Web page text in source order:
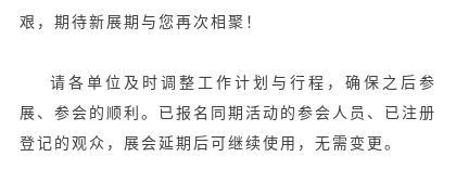
艰，期待新展期与您再次相聚！
请各单位及时调整工作计划与行程，确保之后参
展、参会的顺利。已报名同期活动的参会人员、已注册
登记的观众，展会延期后可继续使用，无需变更。